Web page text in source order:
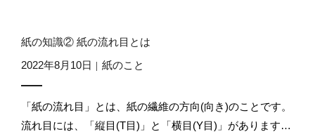
紙の知識② 紙の流れ目とは
2022年8月10日 紙のこと
「紙の流れ目」とは、紙の繊維の方向(向き)のことです。
流れ目には、「縦目(T目)」と「横目(Y目)」があります…